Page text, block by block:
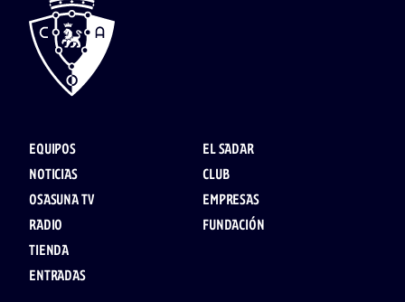
EQUIPOS
NOTICIAS
OSASUNA TV
RADIO
TIENDA
ENTRADAS
EL SADAR
CLUB
EMPRESAS
FUNDACIÓN